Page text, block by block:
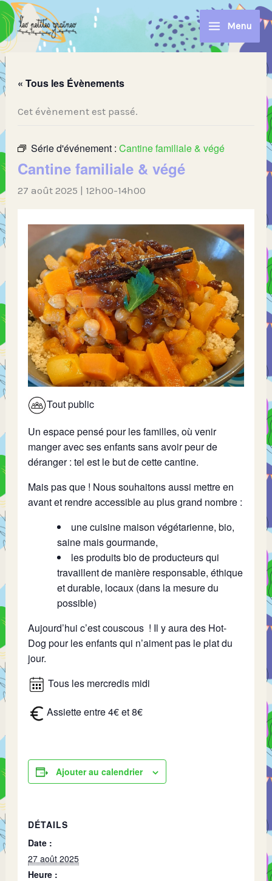
Aller
au
contenu
Menu
« Tous les Évènements
Cet évènement est passé.
Série d'événement :Cantine familiale & végé
Cantine familiale & végé
27 août 2025 | 12h00-14h00
Tout public
Un espace pensé pour les familles, où venir
manger avec ses enfants sans avoir peur de
déranger : tel est le but de cette cantine.
Mais pas que ! Nous souhaitons aussi mettre en
avant et rendre accessible au plus grand nombre :
une cuisine maison végétarienne, bio,
saine mais gourmande,
les produits bio de producteurs qui
travaillent de manière responsable, éthique
et durable, locaux (dans la mesure du
possible)
Aujourd’hui c’est couscous ! Il y aura des Hot-
Dog pour les enfants qui n’aiment pas le plat du
jour.
Tous les mercredis midi
Assiette entre 4€ et 8€
Ajouter au calendrier
DÉTAILS
Date :
27 août 2025
Heure :